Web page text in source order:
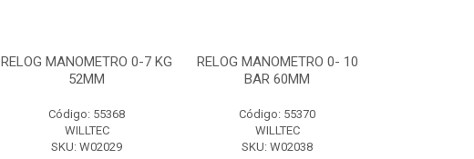
RELOG MANOMETRO 0-7 KG
52MM
Código: 55368
WILLTEC
SKU: W02029
RELOG MANOMETRO 0- 10
BAR 60MM
Código: 55370
WILLTEC
SKU: W02038